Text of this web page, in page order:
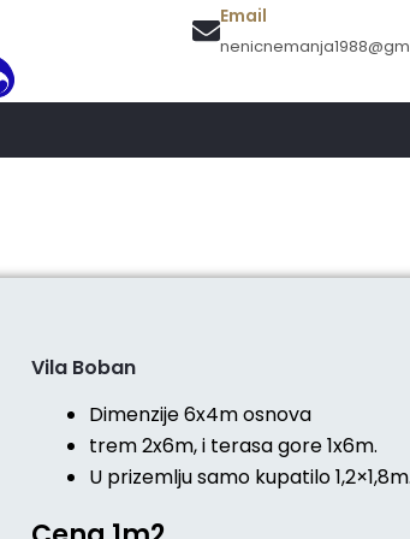
Email
Vila Boban
Dimenzije 6x4m osnova
trem 2x6m, i terasa gore 1x6m.
U prizemlju samo kupatilo 1,2×1,8m.